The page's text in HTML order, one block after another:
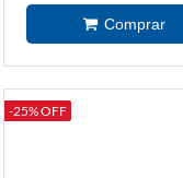
-25% OFF